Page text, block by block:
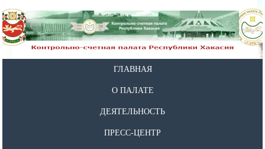
ГЛАВНАЯ
О ПАЛАТЕ
ДЕЯТЕЛЬНОСТЬ
ПРЕСС-ЦЕНТР